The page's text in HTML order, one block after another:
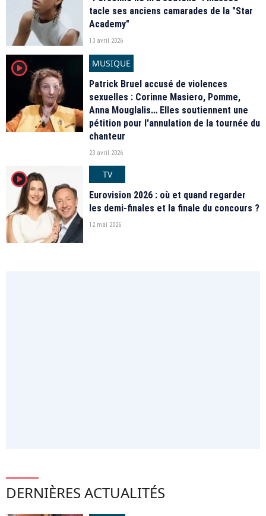
tacle ses anciens camarades de la "Star
Academy"
13 avril 2026
player2
MUSIQUE
Patrick Bruel accusé de violences
sexuelles : Corinne Masiero, Pomme,
Anna Mouglalis… Elles soutiennent une
pétition pour l'annulation de la tournée du
chanteur
23 avril 2026
player2
TV
Eurovision 2026 : où et quand regarder
les demi-finales et la finale du concours ?
12 mai 2026
DERNIÈRES ACTUALITÉS